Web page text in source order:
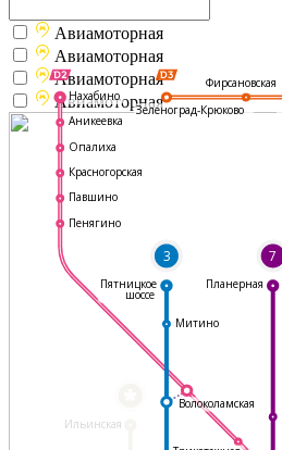
Ильинская
3 7
Фирсановская
Волоколамская
Митино
Нахабино
Аникеевка
Опалиха
Красногорская
Павшино
Пенягино
Пятницкое
шоссе
Планерная
Зеленоград-Крюково
Авиамоторная
Авиамоторная
Авиамоторная
Авиамоторная